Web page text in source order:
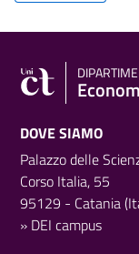
DOVE SIAMO
Palazzo delle
Corso Italia, 55
95129 - Catania
» DEI campus